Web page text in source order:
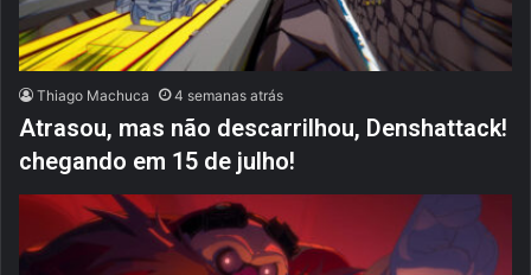
Thiago Machuca 4 semanas atrás
Atrasou, mas não descarrilhou, Denshattack!
chegando em 15 de julho!